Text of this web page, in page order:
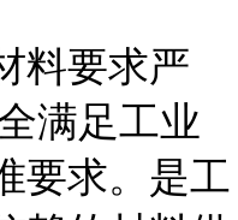
料要求严
满足工业
要求。是工